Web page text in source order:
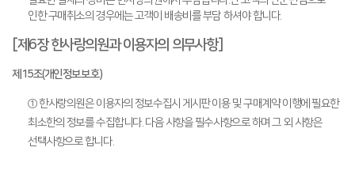
인한 구매취소의 경우에는 고객이 배송비를 부담 하셔야 합니다.
[제6장 한사랑의원과 이용자의 의무사항]
제15조(개인정보보호)
① 한사랑의원은 이용자의 정보수집시 게시판 이용 및 구매계약 이행에 필요한
최소한의 정보를 수집합니다. 다음 사항을 필수사항으로 하며 그 외 사항은
선택사항으로 합니다.